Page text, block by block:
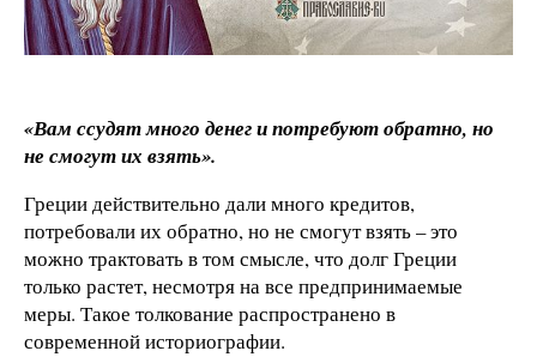
«Вам ссудят много денег и потребуют обратно, но
не смогут их взять».
Греции действительно дали много кредитов,
потребовали их обратно, но не смогут взять – это
можно трактовать в том смысле, что долг Греции
только растет, несмотря на все предпринимаемые
меры. Такое толкование распространено в
современной историографии.